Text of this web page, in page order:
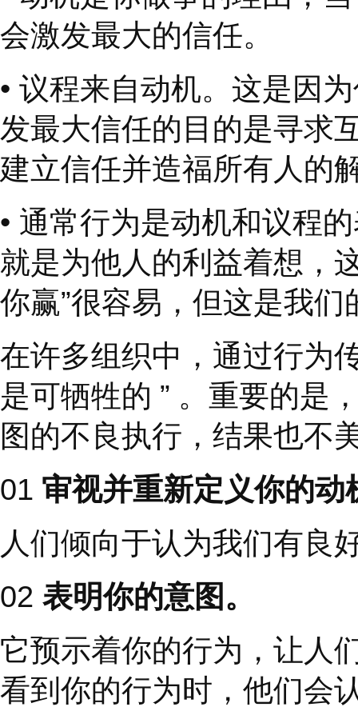
1、意图是驱使我们
在字典里，意图被定
这三件事，意图的讨
•动机是你做事的理
会激发最大的信任。
•议程来自动机。这
发最大信任的目的是
建立信任并造福所有
•通常行为是动机和
就是为他人的利益着
你赢”很容易，但这是
在许多组织中，通过
是可牺牲的 ” 。重要